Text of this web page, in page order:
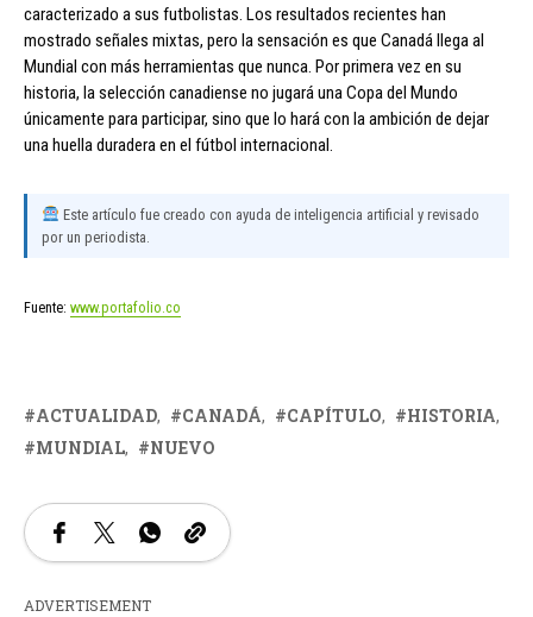
caracterizado a sus futbolistas. Los resultados recientes han
mostrado señales mixtas, pero la sensación es que Canadá llega al
Mundial con más herramientas que nunca. Por primera vez en su
historia, la selección canadiense no jugará una Copa del Mundo
únicamente para participar, sino que lo hará con la ambición de dejar
una huella duradera en el fútbol internacional.
Este artículo fue creado con ayuda de inteligencia artificial y revisado
por un periodista.
Fuente: www.portafolio.co
ACTUALIDAD CANADÁ CAPÍTULO
HISTORIA
MUNDIAL
NUEVO
ADVERTISEMENT